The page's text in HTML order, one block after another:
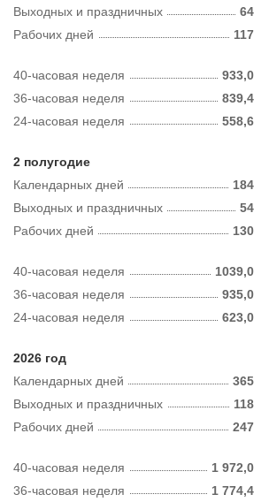
Рабочих дней 117
Выходных и праздничных 64
40-часовая неделя
933,0
36-часовая неделя
839,4
24-часовая неделя
558,6
2 полугодие
Календарных дней
184
Рабочих дней 130
Выходных и праздничных 54
40-часовая неделя
1039,0
36-часовая неделя
935,0
24-часовая неделя
623,0
2026 год
Календарных дней
365
Рабочих дней 247
Выходных и праздничных 118
40-часовая неделя
1 972,0
36-часовая неделя
1 774,4